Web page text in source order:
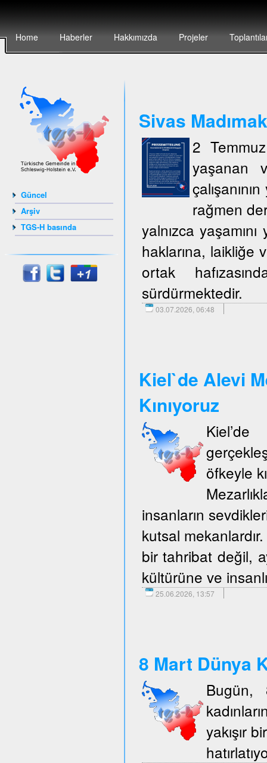
Home Haberler Hakkımızda Projeler
Güncel
Arşiv
TGS-H basında
Sivas
2
yaşanan
rağmen
yalnızca
haklarına, laikliğe
ortak
sürdürmektedir.
03.07.2026, 06:48
Kiel`de Alevi
Kınıyoruz
öfkeyle
insanların
kutsal
bir tahribat değil,
kültürüne ve
25.06.2026, 13:57
8 Mart Dünya
Bugün,
yakışır